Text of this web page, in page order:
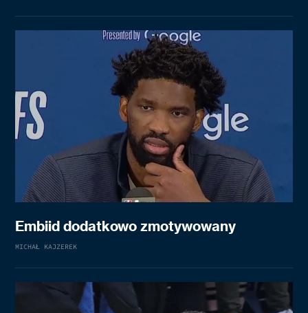
Embiid dodatkowo zmotywowany
MICHAŁ KAJZEREK